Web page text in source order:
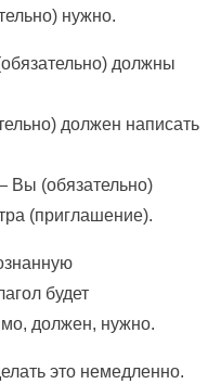
нужно.
должны
должен написать
Вы (обязательно)
(приглашение).
будет
должен, нужно.
это немедленно.